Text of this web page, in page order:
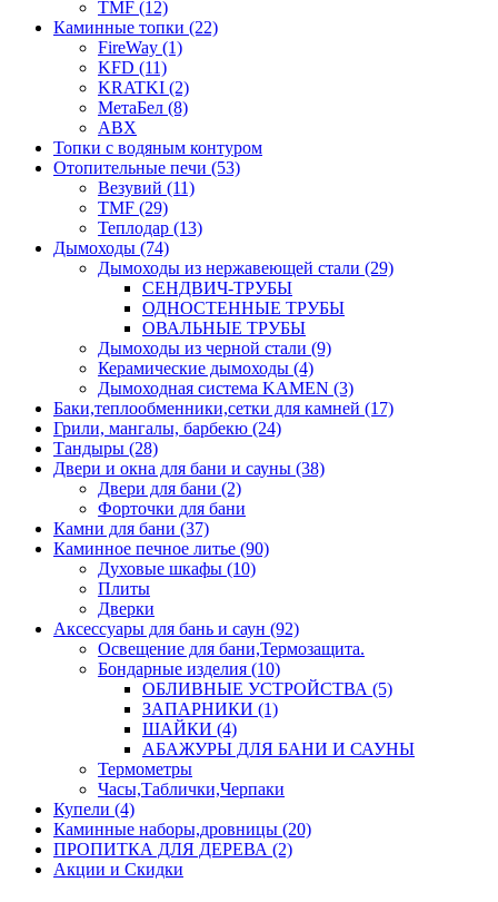
TMF (12)
Каминные топки (22)
FireWay (1)
KFD (11)
KRATKI (2)
МетаБел (8)
ABX
Топки с водяным контуром
Отопительные печи (53)
Везувий (11)
TMF (29)
Теплодар (13)
Дымоходы (74)
Дымоходы из нержавеющей стали (29)
СЕНДВИЧ-ТРУБЫ
ОДНОСТЕННЫЕ ТРУБЫ
ОВАЛЬНЫЕ ТРУБЫ
Дымоходы из черной стали (9)
Керамические дымоходы (4)
Дымоходная система KAMEN (3)
Баки,теплообменники,сетки для камней (17)
Грили, мангалы, барбекю (24)
Тандыры (28)
Двери и окна для бани и сауны (38)
Двери для бани (2)
Форточки для бани
Камни для бани (37)
Каминное печное литье (90)
Духовые шкафы (10)
Плиты
Дверки
Аксессуары для бань и саун (92)
Освещение для бани,Термозащита.
Бондарные изделия (10)
ОБЛИВНЫЕ УСТРОЙСТВА (5)
ЗАПАРНИКИ (1)
ШАЙКИ (4)
АБАЖУРЫ ДЛЯ БАНИ И САУНЫ
Термометры
Часы,Таблички,Черпаки
Купели (4)
Каминные наборы,дровницы (20)
ПРОПИТКА ДЛЯ ДЕРЕВА (2)
Акции и Скидки